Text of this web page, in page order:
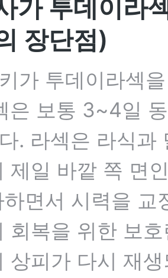
가 투데이라
장단점)
가 투데이라섹
은 보통 3~4일
. 라섹은 라식
제일 바깥 쪽 면
면서 시력을 교
회복을 위한 보
상피가 다시 재